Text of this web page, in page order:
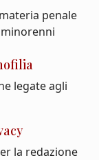
penale
legate agli
la redazione